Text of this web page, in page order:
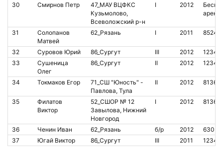
30 Смирнов Петр
47_МАУ ВЦФКС
Кузьмолово,
Всеволожский р-н
I 2012
31
Солопанов
Матвей
62_Рязань I 2011
32 Суровов Юрий 86_Сургут III 2012
33
Сушеница
Олег
86_Сургут II 2012
34 Токмаков Егор
71_СШ "Юность" -
Павлова, Тула
II 2012
35
Филатов
Виктор
52_СШОР № 12
Завылова, Нижний
Новгород
I 2012
36 Ченин Иван 62_Рязань б/р 2012
37
Югай Виктор 86_Сургут III 2011